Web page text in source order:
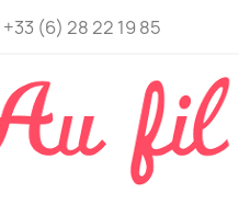
+33 (6) 28 22 19 85